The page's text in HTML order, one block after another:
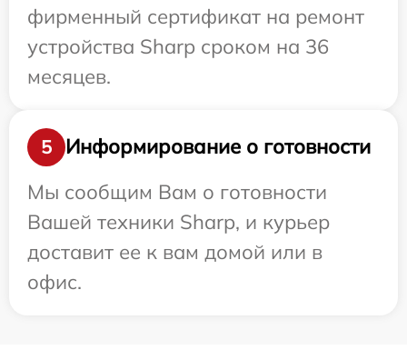
фирменный сертификат на ремонт
устройства Sharp сроком на 36
месяцев.
5
Информирование о готовности
Мы сообщим Вам о готовности
Вашей техники Sharp, и курьер
доставит ее к вам домой или в
офис.